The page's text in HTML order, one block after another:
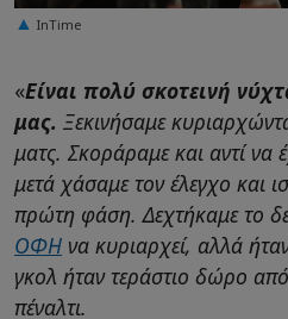
InTime
«Είναι πολύ σκοτεινή
μας. Ξεκινήσαμε
ματς. Σκοράραμε και αντί να
μετά χάσαμε τον έλεγχο και
πρώτη φάση. Δεχτήκαμε το
ΟΦΗ να κυριαρχεί, αλλά
γκολ ήταν τεράστιο δώρο
πέναλτι.